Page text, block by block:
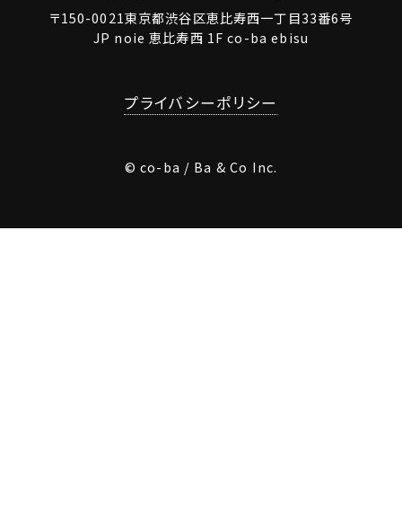
〒150-0021東京都渋谷区恵比寿西一丁目33番6号
JP noie 恵比寿西 1F co-ba ebisu
プライバシーポリシー
© co-ba / Ba & Co Inc.